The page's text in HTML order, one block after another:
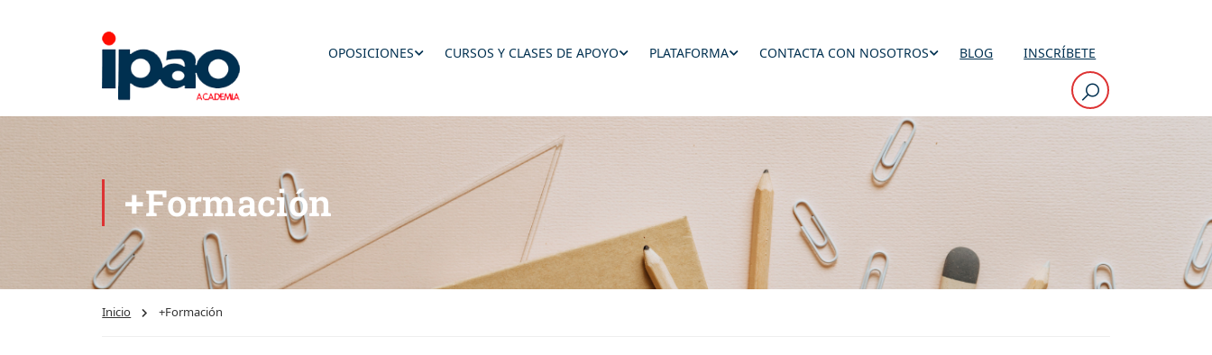
OPOSICIONES CURSOS Y CLASES DE APOYO PLATAFORMA CONTACTA CON NOSOTROS BLOG INSCRÍBETE
+Formación
Inicio +Formación